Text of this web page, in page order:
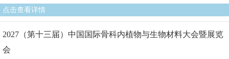
点击查看详情
2027（第十三届）中国国际骨科内植物与生物材料大会暨展览
会